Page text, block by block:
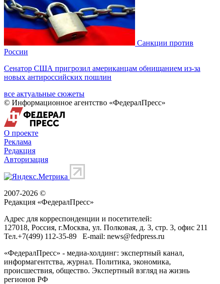
Санкции против
России
Сенатор США пригрозил американцам обнищанием из-за
новых антироссийских пошлин
все актуальные сюжеты
© Информационное агентство «ФедералПресс»
О проекте
Реклама
Редакция
Авторизация
2007-2026 ©
Редакция «ФедералПресс»
Адрес для корреспонденции и посетителей:
127018, Россия, г.Москва, ул. Полковая, д. 3, стр. 3, офис 211
Тел.+7(499) 112-35-89 E-mail: news@fedpress.ru
«ФедералПресс» - медиа-холдинг: экспертный канал,
информагентства, журнал. Политика, экономика,
происшествия, общество. Экспертный взгляд на жизнь
регионов РФ